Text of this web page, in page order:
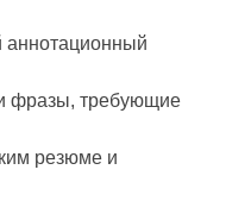
аннотационный
фразы, требующие
резюме и